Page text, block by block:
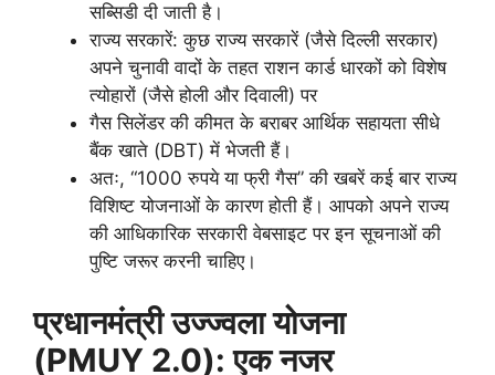
सब्सिडी दी जाती है।
राज्य सरकारें: कुछ राज्य सरकारें (जैसे दिल्ली सरकार)
अपने चुनावी वादों के तहत राशन कार्ड धारकों को विशेष
त्योहारों (जैसे होली और दिवाली) पर
गैस सिलेंडर की कीमत के बराबर आर्थिक सहायता सीधे
बैंक खाते (DBT) में भेजती हैं।
अतः, “1000 रुपये या फ्री गैस” की खबरें कई बार राज्य
विशिष्ट योजनाओं के कारण होती हैं। आपको अपने राज्य
की आधिकारिक सरकारी वेबसाइट पर इन सूचनाओं की
पुष्टि जरूर करनी चाहिए।
प्रधानमंत्री उज्ज्वला योजना
(PMUY 2.0): एक नजर